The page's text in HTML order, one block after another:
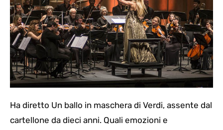
Ha diretto Un ballo in maschera di Verdi, assente dal
cartellone da dieci anni. Quali emozioni e